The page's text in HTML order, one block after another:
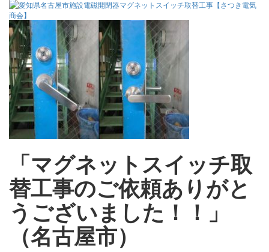
「マグネットスイッチ取
替工事のご依頼ありがと
うございました！！」
（名古屋市）